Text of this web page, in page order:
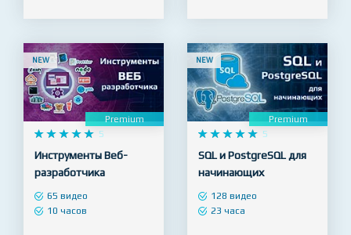
NEW
Premium
    
     5
Инструменты Веб-
разработчика
NEW
Premium
    
     5
SQL и PostgreSQL для
начинающих